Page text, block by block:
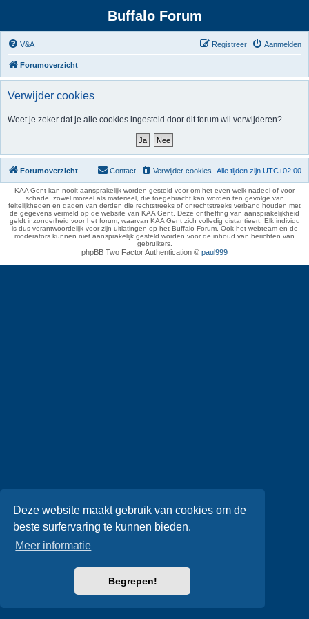
Deze website maakt gebruik van cookies om de
beste surfervaring te kunnen bieden.
Meer informatie
Begrepen!
Buffalo Forum
V&A Aanmelden
Registreer
Forumoverzicht
Verwijder cookies
Weet je zeker dat je alle cookies ingesteld door dit forum wil verwijderen?
Forumoverzicht Alle tijden zijn UTC+02:00
Verwijder cookies
Contact
KAA Gent kan nooit aansprakelijk worden gesteld voor om het even welk nadeel of voor
schade, zowel moreel als materieel, die toegebracht kan worden ten gevolge van
feitelijkheden en daden van derden die rechtstreeks of onrechtstreeks verband houden met
de gegevens vermeld op de website van KAA Gent. Deze ontheffing van aansprakelijkheid
geldt inzonderheid voor het forum, waarvan KAA Gent zich volledig distantieert. Elk individu
is dus verantwoordelijk voor zijn uitlatingen op het Buffalo Forum. Ook het webteam en de
moderators kunnen niet aansprakelijk gesteld worden voor de inhoud van berichten van
gebruikers.
phpBB Two Factor Authentication © paul999